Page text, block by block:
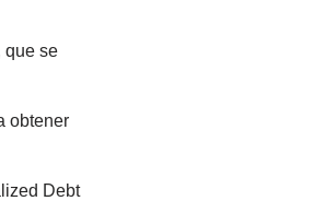
que se
obtener
Debt